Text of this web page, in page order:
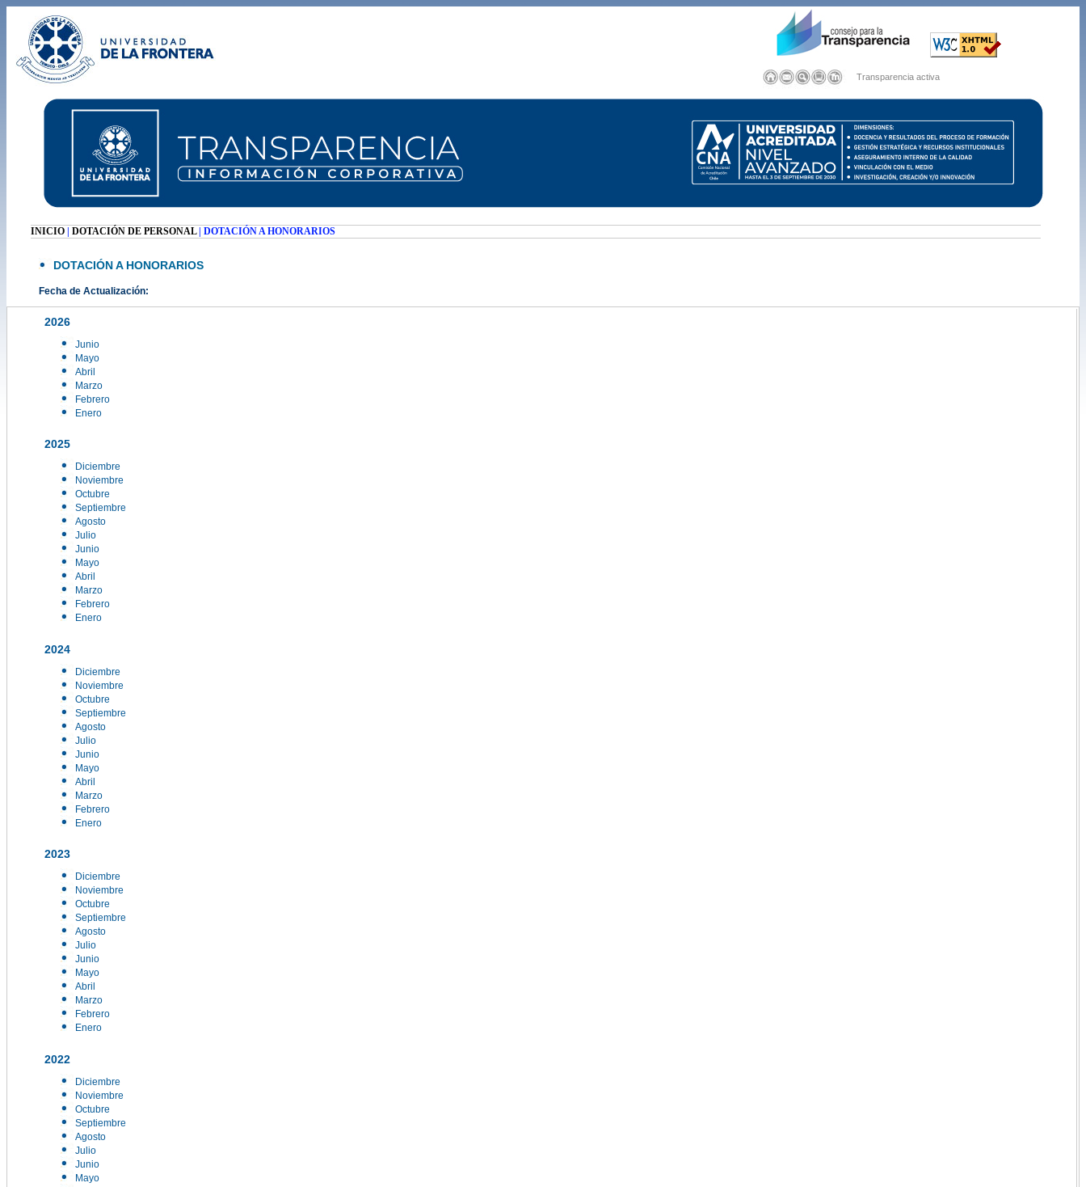
Transparencia activa
INICIO DOTACIÓN DE PERSONAL| DOTACIÓN A HONORARIOS
DOTACIÓN A HONORARIOS
Fecha de Actualización:
2026
Junio
Mayo
Abril
Marzo
Febrero
Enero
2025
Diciembre
Noviembre
Octubre
Septiembre
Agosto
Julio
Junio
Mayo
Abril
Marzo
Febrero
Enero
2024
Diciembre
Noviembre
Octubre
Septiembre
Agosto
Julio
Junio
Mayo
Abril
Marzo
Febrero
Enero
2023
Diciembre
Noviembre
Octubre
Septiembre
Agosto
Julio
Junio
Mayo
Abril
Marzo
Febrero
Enero
2022
Diciembre
Noviembre
Octubre
Septiembre
Agosto
Julio
Junio
Mayo